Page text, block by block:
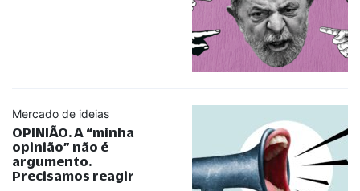
Mercado de ideias
OPINIÃO. A “minha
opinião” não é
argumento.
Precisamos reagir